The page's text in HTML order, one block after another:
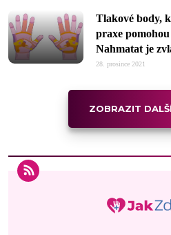
Tlakové body,
praxe
Nahmatat je
28. prosince 2021
ZOBRAZIT